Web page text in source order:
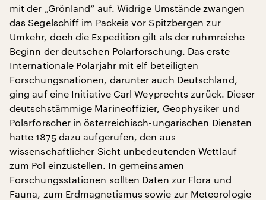
mit der „Grönland“ auf. Widrige Umstände zwangen
das Segelschiff im Packeis vor Spitzbergen zur
Umkehr, doch die Expedition gilt als der ruhmreiche
Beginn der deutschen Polarforschung. Das erste
Internationale Polarjahr mit elf beteiligten
Forschungsnationen, darunter auch Deutschland,
ging auf eine Initiative Carl Weyprechts zurück. Dieser
deutschstämmige Marineoffizier, Geophysiker und
Polarforscher in österreichisch-ungarischen Diensten
hatte 1875 dazu aufgerufen, den aus
wissenschaftlicher Sicht unbedeutenden Wettlauf
zum Pol einzustellen. In gemeinsamen
Forschungsstationen sollten Daten zur Flora und
Fauna, zum Erdmagnetismus sowie zur Meteorologie